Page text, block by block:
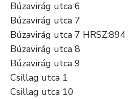
Búzavirág utca 6
Búzavirág utca 7
Búzavirág utca 7 HRSZ:894
Búzavirág utca 8
Búzavirág utca 9
Csillag utca 1
Csillag utca 10